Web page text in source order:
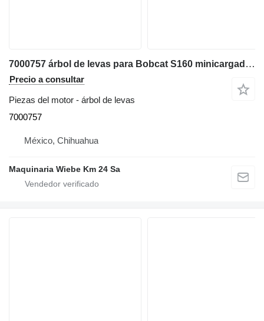
7000757 árbol de levas para Bobcat S160 minicargadora
Precio a consultar
Piezas del motor - árbol de levas
7000757
México, Chihuahua
Maquinaria Wiebe Km 24 Sa